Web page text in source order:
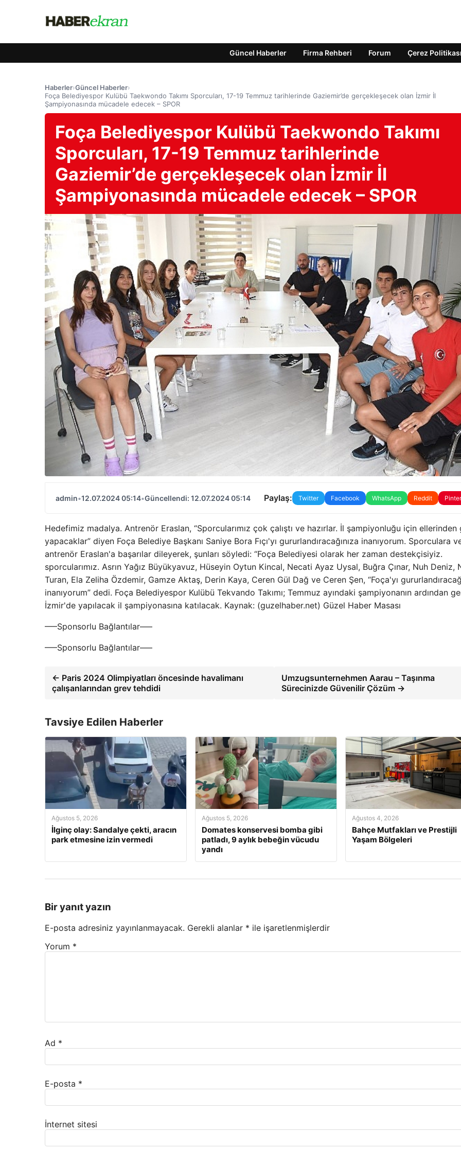
Güncel Haberler Firma Rehberi Forum Çerez Politikası
Haberler›Güncel Haberler›
Foça Belediyespor Kulübü Taekwondo Takımı Sporcuları, 17-19 Temmuz tarihlerinde Gaziemir’de gerçekleşecek olan İzmir İl
Şampiyonasında mücadele edecek – SPOR
Foça Belediyespor Kulübü Taekwondo Takımı
Sporcuları, 17-19 Temmuz tarihlerinde
Gaziemir’de gerçekleşecek olan İzmir İl
Şampiyonasında mücadele edecek – SPOR
admin•12.07.2024 05:14•Güncellendi: 12.07.2024 05:14 Paylaş: Twitter Facebook WhatsApp Reddit
Hedefimiz madalya. Antrenör Eraslan, “Sporcularımız çok çalıştı ve hazırlar. İl şampiyonluğu için ellerinden
yapacaklar” diyen Foça Belediye Başkanı Saniye Bora Fıçı'yı gururlandıracağınıza inanıyorum. Sporculara
antrenör Eraslan'a başarılar dileyerek, şunları söyledi: “Foça Belediyesi olarak her zaman destekçisiyiz.
sporcularımız. Asrın Yağız Büyükyavuz, Hüseyin Oytun Kincal, Necati Ayaz Uysal, Buğra Çınar, Nuh Deniz,
Turan, Ela Zeliha Özdemir, Gamze Aktaş, Derin Kaya, Ceren Gül Dağ ve Ceren Şen, “Foça'yı
inanıyorum” dedi. Foça Belediyespor Kulübü Tekvando Takımı; Temmuz ayındaki şampiyonanın ardından
İzmir'de yapılacak il şampiyonasına katılacak. Kaynak: (guzelhaber.net) Güzel Haber Masası
—–Sponsorlu Bağlantılar—–
—–Sponsorlu Bağlantılar—–
← Paris 2024 Olimpiyatları öncesinde havalimanı
çalışanlarından grev tehdidi
Umzugsunternehmen Aarau – Taşınma
Sürecinizde Güvenilir Çözüm →
Tavsiye Edilen Haberler
Ağustos 5, 2026
İlginç olay: Sandalye çekti, aracın
park etmesine izin vermedi
Ağustos 5, 2026
Domates konservesi bomba gibi
patladı, 9 aylık bebeğin vücudu
yandı
Ağustos 4, 2026
Bahçe Mutfakları ve Prestijli
Yaşam Bölgeleri
Bir yanıt yazın
E-posta adresiniz yayınlanmayacak. Gerekli alanlar * ile işaretlenmişlerdir
Yorum *
Ad *
E-posta *
İnternet sitesi